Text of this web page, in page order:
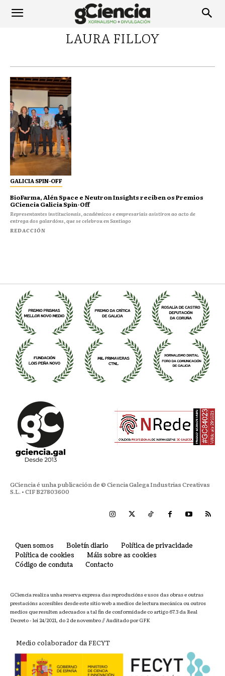
LAURA FILLOY
GALICIA SPIN-OFF
BioFarma, Alén Space e Neutron Insights reciben os Premios
GCiencia Galicia Spin-Off
Representantes institucionais, académicos e empresariais asistiron ao acto de
entrega dos galardóns, que se celebrou en Santiago
REDACCIÓN
GCiencia é unha publicación de © Ciencia Galega Industrias Creativas
S.L. • CIF B27803600
Quen somos Boletín diario
Política de privacidade
Política de cookies
Máis sobre as cookies
Código de conduta
Contacto
GCiencia realiza unha reserva expresa das reproducións e usos das obras e outras
prestacións accesibles desde este sitio web a medios de lectura mecánica ou outros
medios que resulten adecuados a tal fin de conformidade co artigo 67.3 da Real
Decreto - lei 24/2021, do 2 de novembro // Auditado por GFK
Medio colaborador da FECYT